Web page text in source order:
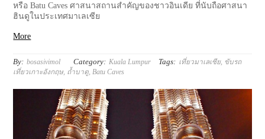
หรือ Batu Caves ศาสนาสถานสำคัญของชาวอินเดีย ที่นับถือศาสนา
ฮินดูในประเทศมาเลเซีย
More
By: bosasivimol Category: Kuala Lumpur Tags: เที่ยวมาเลเซีย, ขับรถ
เที่ยวเกาะอังกฤษ, ถ้ำบาตู,Batu Caves